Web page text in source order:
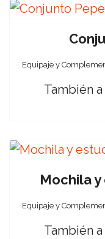
Equipaje y
También
Mochila
Equipaje y
También